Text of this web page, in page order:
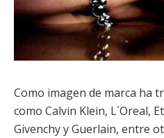
Como imagen de marca ha
como Calvin Klein, L´Oreal,
Givenchy y Guerlain, entre